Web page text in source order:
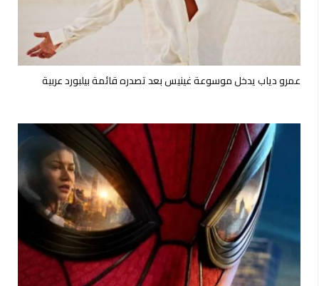
عمرو دياب يدخل موسوعة غينيس بعد تصدره قائمة بيلبورد عربية